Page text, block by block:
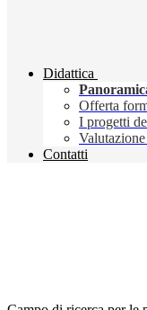
Didattica
Offerta
I progetti
Contatti